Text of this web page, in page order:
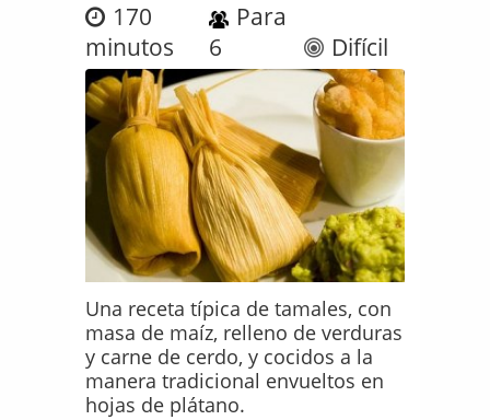
170
minutos
Para
6
Difícil
Una receta típica de tamales, con
masa de maíz, relleno de verduras
y carne de cerdo, y cocidos a la
manera tradicional envueltos en
hojas de plátano.